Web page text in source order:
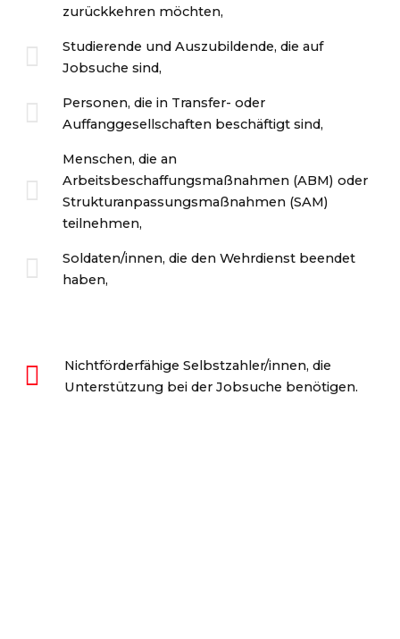
zurückkehren möchten,
Studierende und Auszubildende, die auf
Jobsuche sind,
Personen, die in Transfer- oder
Auffanggesellschaften beschäftigt sind,
Menschen, die an
Arbeitsbeschaffungsmaßnahmen (ABM) oder
Strukturanpassungsmaßnahmen (SAM)
teilnehmen,
Soldaten/innen, die den Wehrdienst beendet
haben,
Nichtförderfähige Selbstzahler/innen, die
Unterstützung bei der Jobsuche benötigen.